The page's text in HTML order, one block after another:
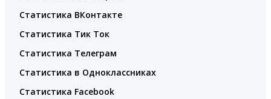
Статистика ВКонтакте
Статистика Тик Ток
Статистика Телеграм
Статистика в Одноклассниках
Статистика Facebook